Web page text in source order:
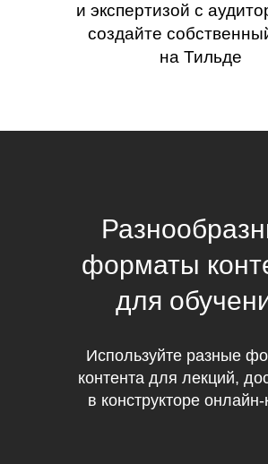
и экспертизой с
создайте
на Тильде
форматы
для
Используйте разные
контента для лекций,
в конструкторе онлайн-